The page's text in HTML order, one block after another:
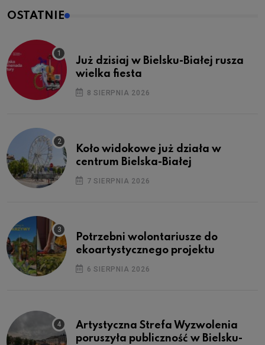
OSTATNIE
Już dzisiaj w Bielsku-Białej rusza
wielka fiesta
8 SIERPNIA 2026
Koło widokowe już działa w
centrum Bielska-Białej
7 SIERPNIA 2026
Potrzebni wolontariusze do
ekoartystycznego projektu
6 SIERPNIA 2026
Artystyczna Strefa Wyzwolenia
poruszyła publiczność w Bielsku-